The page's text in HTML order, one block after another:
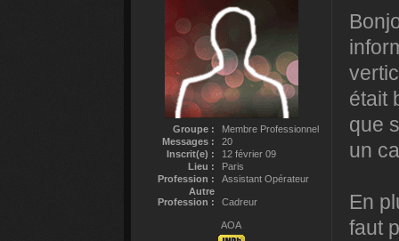
Groupe :
Membre Professionnel
Messages :
20
Inscrit(e) :
12 février 09
Lieu :
Paris
Profession :
Assistant Opérateur
Autre
Profession :
Cadreur
AOA
était
que
un
En
faut